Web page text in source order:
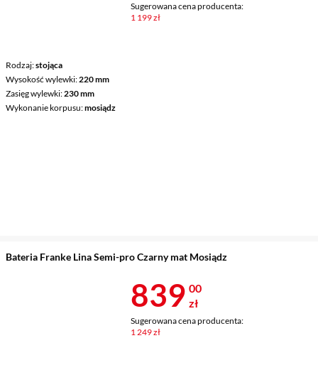
Rodzaj stojąca
Wysokość wylewki 220 mm
Zasięg wylewki 230 mm
Wykonanie korpusu mosiądz
Sugerowana cena producenta:
1 199 zł
Bateria Franke Lina Semi-pro Czarny mat Mosiądz
Cena 839 zł
839 00
zł
Sugerowana cena producenta:
1 249 zł